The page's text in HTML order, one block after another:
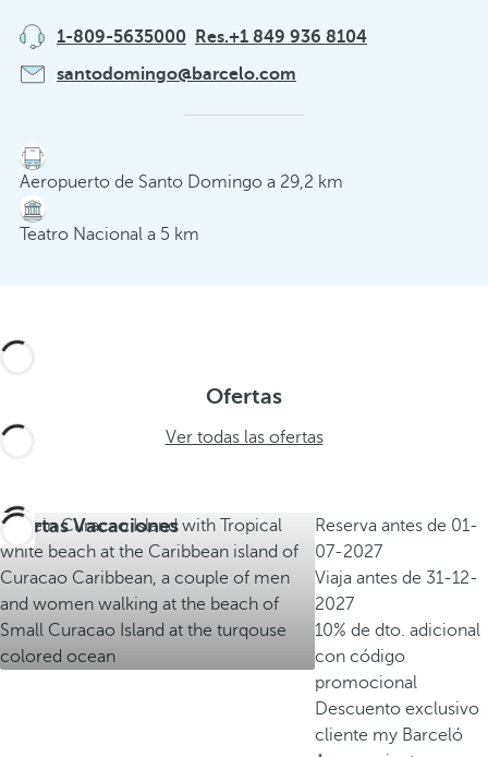
1-809-5635000
Res.+1 849 936 8104
santodomingo@barcelo.com
Aeropuerto de Santo Domingo a 29,2 km
Teatro Nacional a 5 km
Ofertas
Ver todas las ofertas
Ofertas Vacaciones Reserva antes de 01-
07-2027
Viaja antes de 31-12-
2027
10% de dto. adicional
con código
promocional
Descuento exclusivo
cliente my Barceló